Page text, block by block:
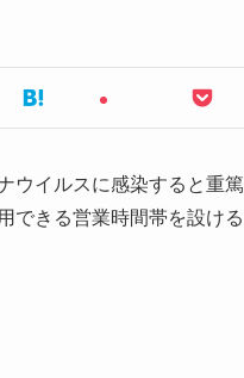
ウイルスに感染すると重
きる営業時間帯を設け